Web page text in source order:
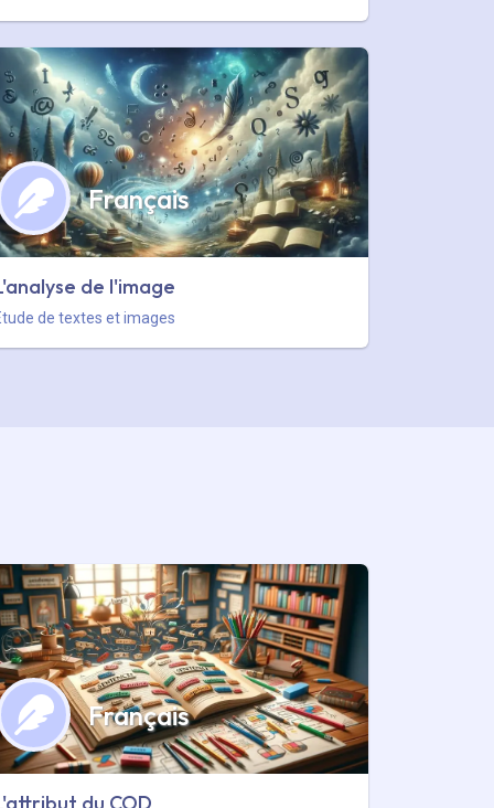
Français
de l'image
de textes et images
Français